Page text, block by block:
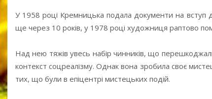
У 1958 році Кремницька подала документи на вступ
ще через 10 років, у 1978 році художниця раптово
Над нею тяжів увесь набір чинників, що
контекст соцреалізму. Однак вона зробила своє
тих, що були в епіцентрі мистецьких подій.